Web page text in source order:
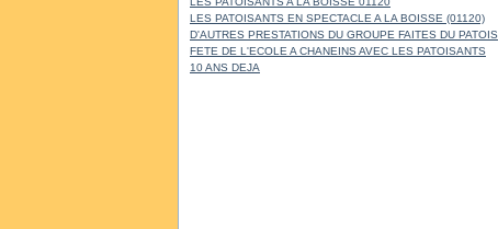
LES PATOISANTS EN SPECTACLE A LA BOISSE (01120)
D'AUTRES PRESTATIONS DU GROUPE FAITES DU PATOIS
FETE DE L'ECOLE A CHANEINS AVEC LES PATOISANTS
10 ANS DEJA